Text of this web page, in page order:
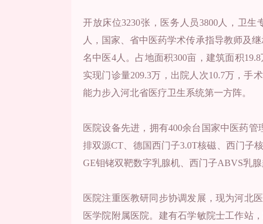
开放床位3230张，医务人员3800人，卫
人，国家、省中医药学术传承指导教师及
名中医4人。占地面积300亩，建筑面积
实现门诊量209.3万，出院人次10.7万，手
能力步入河北省医疗卫生系统第一方阵。
医院设备先进，拥有400余台国家中医药
排双源CT、德国西门子3.0T核磁、西门子
GE钼铑双靶数字乳腺机、西门子ABVS乳
医院注重医教研同步协调发展，现为河北
医学院附属医院。建有石学敏院士工作站